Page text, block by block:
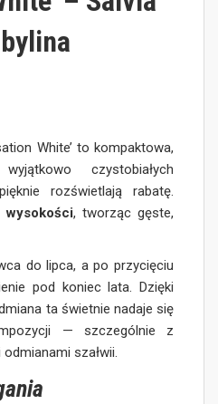
White’ to kompaktowa,
czystobiałych
rozświetlają rabatę.
, tworząc gęste,
do lipca, a po przycięciu
pod koniec lata. Dzięki
ta świetnie nadaje się
— szczególnie z
szałwii.